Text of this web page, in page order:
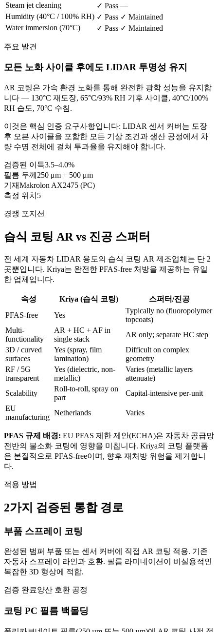
Steam jet cleaning
✓ Pass —
Humidity (40°C / 100% RH) ✓ Pass ✓ Maintained
Water immersion (70°C)
✓ Pass ✓ Maintained
주요 발견
모든 노화 사이클 후에도 LIDAR 투명성 유지
AR 코팅은 가속 환경 노화를 통해 완전한 광학 성능을 유지합
니다 — 130°C 재도장, 65°C/93% RH 기후 사이클, 40°C/100%
RH 습도, 70°C 수침.
이것은 핵심 인증 요구사항입니다: LIDAR 센서 커버는 도장
후 오븐 사이클을 포함한 모든 기상 조건과 생산 공정에서 차
량 수명 전체에 걸쳐 투과율을 유지해야 합니다.
검증된 이득3.5–4.0%
필름 두께 250 μm + 500 μm
기재Makrolon AX2475 (PC)
측정 위치 5
경쟁 포지션
습식 코팅 AR vs 진공 스퍼터
전 세계 자동차 LIDAR 용도의 습식 코팅 AR 제조업체는 단 2
곳뿐입니다. Kriya는 완전한 PFAS-free 처방을 제공하는 유일
한 업체입니다.
속성 Kriya (습식 코팅)
스퍼터/진공
PFAS-free
Yes
Typically no (fluoropolymer
topcoats)
Multi-
functionality
AR + HC + AF in
single stack
AR only; separate HC step
3D / curved
surfaces
Yes (spray, film
lamination)
Difficult on complex
geometry
RF / 5G
transparent
Yes (dielectric, non-
metallic)
Varies (metallic layers
attenuate)
Scalability
Roll-to-roll, spray on
part
Capital-intensive per-unit
EU
manufacturing
Netherlands Varies
PFAS 규제 배경: EU PFAS 제한 제안(ECHA)은 자동차 공급망
전반의 불소화 코팅에 영향을 미칩니다. Kriya의 코팅 플랫폼
은 본질적으로 PFAS-free이며, 향후 재처방 위험을 제거합니
다.
적용 방법
2가지 검증된 통합 경로
부품 스프레이 코팅
완성된 범퍼 부품 또는 센서 커버에 직접 AR 코팅 적용. 기존
자동차 스프레이 라인과 호환. 필름 라미네이션이 비실용적인
복잡한 3D 형상에 적합.
검증 완료양산 호환 공정
코팅 PC 필름 백몰딩